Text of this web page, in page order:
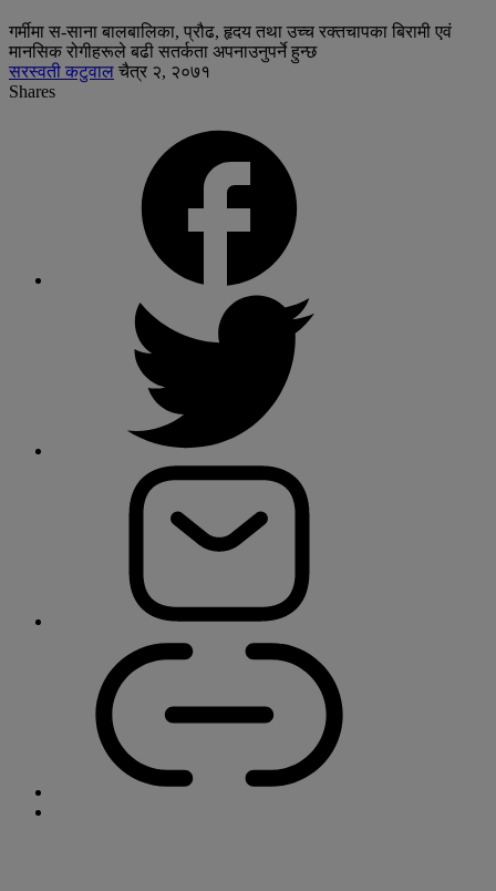
गर्मीमा स-साना बालबालिका, प्रौढ, हृदय तथा उच्च रक्तचापका बिरामी एवं
मानसिक रोगीहरूले बढी सतर्कता अपनाउनुपर्ने हुन्छ
सरस्वती कटुवाल चैत्र २, २०७१
Shares